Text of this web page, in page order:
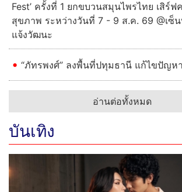
Fest’ ครั้งที่ 1 ยกขบวนสมุนไพรไทย เสิร์ฟ
สุขภาพ ระหว่างวันที่ 7 - 9 ส.ค. 69 @เซ็
แจ้งวัฒนะ
“ภัทรพงศ์” ลงพื้นที่ปทุมธานี แก้ไขปัญห
อ่านต่อทั้งหมด
บันเทิง